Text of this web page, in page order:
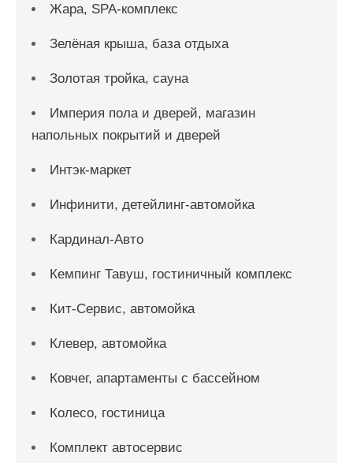
Жара, SPA-комплекс
Зелёная крыша, база отдыха
Золотая тройка, сауна
Империя пола и дверей, магазин
напольных покрытий и дверей
Интэк-маркет
Инфинити, детейлинг-автомойка
Кардинал-Авто
Кемпинг Тавуш, гостиничный комплекс
Кит-Сервис, автомойка
Клевер, автомойка
Ковчег, апартаменты с бассейном
Колесо, гостиница
Комплект автосервис